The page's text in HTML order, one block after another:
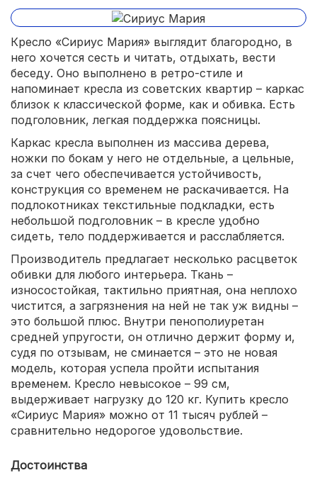
Кресло «Сириус Мария» выглядит благородно, в
него хочется сесть и читать, отдыхать, вести
беседу. Оно выполнено в ретро-стиле и
напоминает кресла из советских квартир – каркас
близок к классической форме, как и обивка. Есть
подголовник, легкая поддержка поясницы.
Каркас кресла выполнен из массива дерева,
ножки по бокам у него не отдельные, а цельные,
за счет чего обеспечивается устойчивость,
конструкция со временем не раскачивается. На
подлокотниках текстильные подкладки, есть
небольшой подголовник – в кресле удобно
сидеть, тело поддерживается и расслабляется.
Производитель предлагает несколько расцветок
обивки для любого интерьера. Ткань –
износостойкая, тактильно приятная, она неплохо
чистится, а загрязнения на ней не так уж видны –
это большой плюс. Внутри пенополиуретан
средней упругости, он отлично держит форму и,
судя по отзывам, не сминается – это не новая
модель, которая успела пройти испытания
временем. Кресло невысокое – 99 см,
выдерживает нагрузку до 120 кг. Купить кресло
«Сириус Мария» можно от 11 тысяч рублей –
сравнительно недорогое удовольствие.
Достоинства